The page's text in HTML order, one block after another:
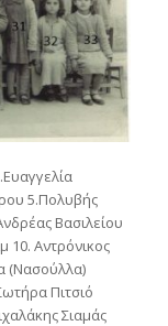
5.Πολυβής
Βασιλείου
10. Αντρόνικος
(Νασούλλα)
Πιτσιό
Σιαμάς